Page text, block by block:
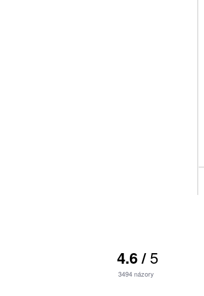
4.6/5
3494názory
Dlhšia dodacia doba. Inak spokojny